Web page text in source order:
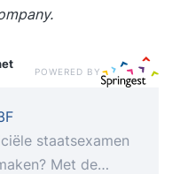
POWERED BY
staatsexamen
Met de